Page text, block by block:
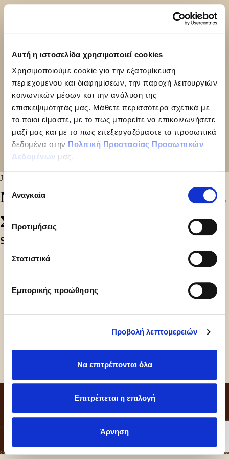
Αυτή η ιστοσελίδα χρησιμοποιεί cookies
Χρησιμοποιούμε cookie για την εξατομίκευση
περιεχομένου και διαφημίσεων, την παροχή λειτουργιών
κοινωνικών μέσων και την ανάλυση της
επισκεψιμότητάς μας. Μάθετε περισσότερα σχετικά με
το ποιοι είμαστε, με το πως μπορείτε να επικοινωνήσετε
μαζί μας και με το πως επεξεργαζόμαστε τα προσωπικά
δεδομένα στην Πολιτική Προστασίας Προσωπικών
Δεδομένων μας.
συγκατάθεσης
Αναγκαία
Προτιμήσεις
Στατιστικά
Εμπορικής προώθησης
Προβολή λεπτομερειών
Να επιτρέπονται όλα
Επιτρέπεται η επιλογή
Άρνηση
July 29, 2024
ΜΙΝΙ ΠΥΡ. ΚΑΚΑΟ ΜΕ ΕΠΙΚ.
ΣΟΚ
Share
CONTACT
ΠΟΛΙΤΙΚΗ ΑΠΟΡΡΗΤΟΥ ΚΩΔΙΚΑΣ ΔΕΟΝΤΟΛΟΓΙΑΣ
COLD SIN ©2026 MRM